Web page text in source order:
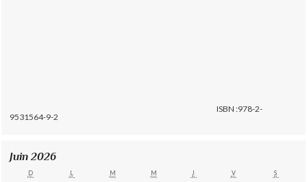
ISBN :978-2-
9531564-9-2
Juin 2026
D L M M J V S